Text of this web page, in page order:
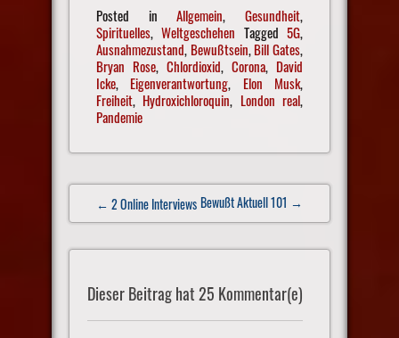
Posted inAllgemein,Gesundheit,
Spirituelles,Weltgeschehen Tagged5G,
Ausnahmezustand, Bewußtsein,Bill Gates,
Bryan Rose, Chlordioxid,Corona, David
Icke, Eigenverantwortung, Elon Musk,
Freiheit, Hydroxichloroquin, London real,
Pandemie
Post
navigation
← 2 Online Interviews Bewußt Aktuell 101 →
Dieser Beitrag hat 25 Kommentar(e)